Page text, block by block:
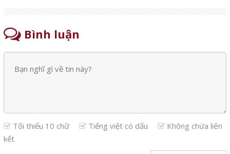
Bình luận
Tối thiểu 10 chữ Tiếng việt có dấu
Không chứa liên
kết